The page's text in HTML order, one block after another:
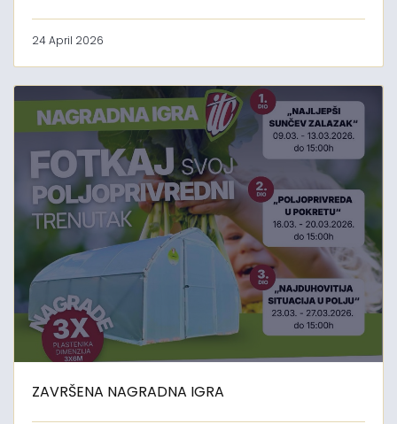
24 April 2026
ZAVRŠENA NAGRADNA IGRA